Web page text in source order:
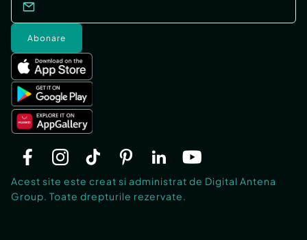
Abonare
Acest site este creat si administrat de Digital Antena
Group. Toate drepturile rezervate.